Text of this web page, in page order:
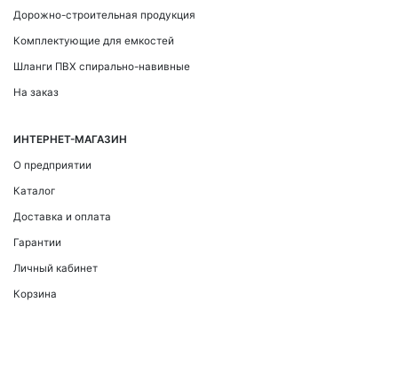
Дорожно-строительная продукция
Комплектующие для емкостей
Шланги ПВХ спирально-навивные
На заказ
ИНТЕРНЕТ-МАГАЗИН
О предприятии
Каталог
Доставка и оплата
Гарантии
Личный кабинет
Корзина